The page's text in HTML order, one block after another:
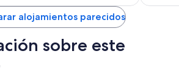
de
437 €
alojamientos parecidos
sobre este